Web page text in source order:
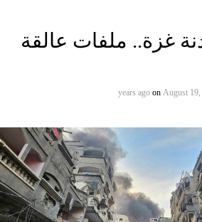
غزة.. ملفات عالقة
on August